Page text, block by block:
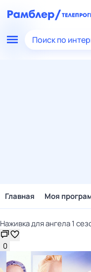
Поиск по
Главная Моя
Наживка для ангела 1
0